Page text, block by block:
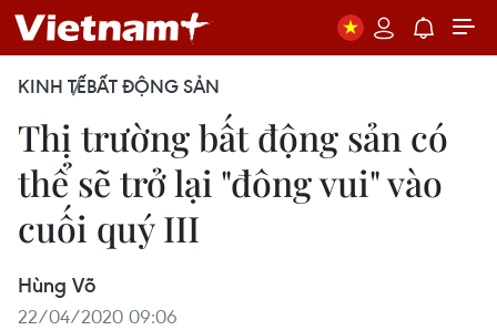
KINH TẾBẤT ĐỘNG SẢN
Thị trường bất động sản có
thể sẽ trở lại "đông vui" vào
cuối quý III
Hùng Võ
22/04/2020 09:06